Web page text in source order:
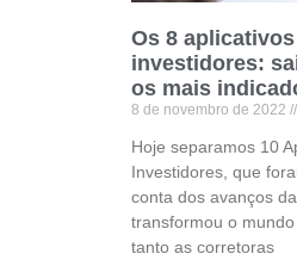
Os 8
investidores:
os mais
8 de novembro de 2022
Hoje separamos 10
Investidores, que
conta dos avanços
transformou o mundo
tanto as corretoras